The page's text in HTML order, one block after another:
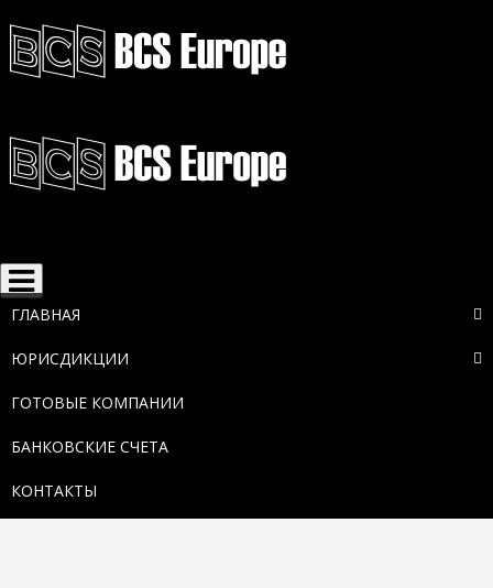
Toggle
navigation
ГЛАВНАЯ
ЮРИСДИКЦИИ
ГОТОВЫЕ КОМПАНИИ
БАНКОВСКИЕ СЧЕТА
КОНТАКТЫ